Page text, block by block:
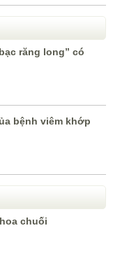
răng long” có
bệnh viêm khớp
chuối